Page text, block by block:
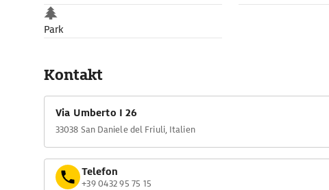
würzige Bergluft, was angesichts einer Jahresproduktion von 2
weiter erstaunt.
Park
Kontakt
Via Umberto I 26
33038 San Daniele del Friuli, Italien
Telefon
+39 0432 95 75 15